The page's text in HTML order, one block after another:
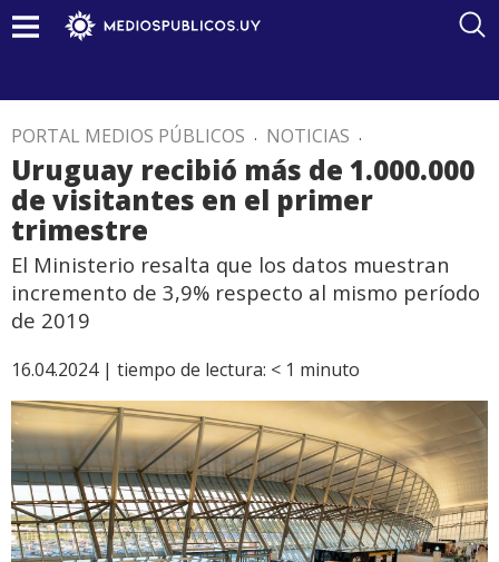
PORTAL MEDIOS PÚBLICOS . NOTICIAS .
Uruguay recibió más de 1.000.000
de visitantes en el primer
trimestre
El Ministerio resalta que los datos muestran
incremento de 3,9% respecto al mismo período
de 2019
16.04.2024 | tiempo de lectura: < 1 minuto